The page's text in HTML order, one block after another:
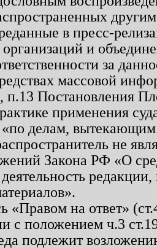
в пресс-
и
за
массовой
п.13 Постановления
применения
делам, вытекающим
не
Закона РФ «О
«Правом на ответ»
с положением ч.3
подлежит